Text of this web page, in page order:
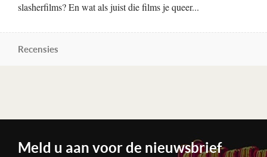
slasherfilms? En wat als juist die films je queer...
Recensies
Meld u aan voor de nieuwsbrief